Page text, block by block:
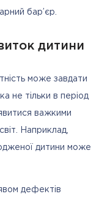
бар’єр.
дитини
може завдати
не тільки в період
важкими
Наприклад,
дитини може
дефектів